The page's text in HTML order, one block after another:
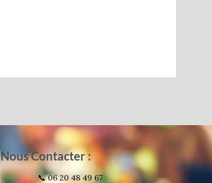
Nous Contacter :
📞 06 20 48 49 67